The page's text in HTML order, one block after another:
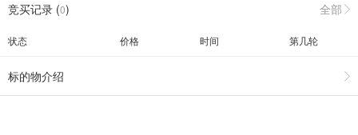
竞买记录 (0) 全部
状态 价格 时间 第几轮
标的物介绍